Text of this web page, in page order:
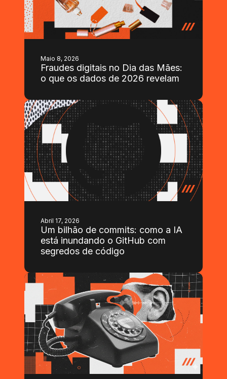
Maio 8, 2026
Fraudes digitais no Dia das Mães:
o que os dados de 2026 revelam
Abril 17, 2026
Um bilhão de commits: como a IA
está inundando o GitHub com
segredos de código